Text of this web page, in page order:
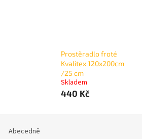
Prostěradlo froté
Kvalitex 120x200cm
/25 cm
Skladem
440 Kč
Abecedně